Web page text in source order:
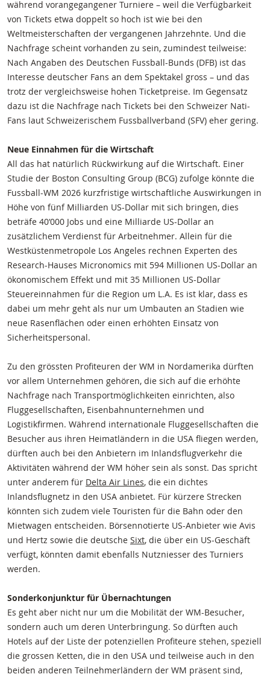
während vorangegangener Turniere – weil die Verfügbarkeit
von Tickets etwa doppelt so hoch ist wie bei den
Weltmeisterschaften der vergangenen Jahrzehnte. Und die
Nachfrage scheint vorhanden zu sein, zumindest teilweise:
Nach Angaben des Deutschen Fussball-Bunds (DFB) ist das
Interesse deutscher Fans an dem Spektakel gross – und das
trotz der vergleichsweise hohen Ticketpreise. Im Gegensatz
dazu ist die Nachfrage nach Tickets bei den Schweizer Nati-
Fans laut Schweizerischem Fussballverband (SFV) eher gering.
Neue Einnahmen für die Wirtschaft
All das hat natürlich Rückwirkung auf die Wirtschaft. Einer
Studie der Boston Consulting Group (BCG) zufolge könnte die
Fussball-WM 2026 kurzfristige wirtschaftliche Auswirkungen in
Höhe von fünf Milliarden US-Dollar mit sich bringen, dies
beträfe 40‘000 Jobs und eine Milliarde US-Dollar an
zusätzlichem Verdienst für Arbeitnehmer. Allein für die
Westküstenmetropole Los Angeles rechnen Experten des
Research-Hauses Micronomics mit 594 Millionen US-Dollar an
ökonomischem Effekt und mit 35 Millionen US-Dollar
Steuereinnahmen für die Region um L.A. Es ist klar, dass es
dabei um mehr geht als nur um Umbauten an Stadien wie
neue Rasenflächen oder einen erhöhten Einsatz von
Sicherheitspersonal.
Zu den grössten Profiteuren der WM in Nordamerika dürften
vor allem Unternehmen gehören, die sich auf die erhöhte
Nachfrage nach Transportmöglichkeiten einrichten, also
Fluggesellschaften, Eisenbahnunternehmen und
Logistikfirmen. Während internationale Fluggesellschaften die
Besucher aus ihren Heimatländern in die USA fliegen werden,
dürften auch bei den Anbietern im Inlandsflugverkehr die
Aktivitäten während der WM höher sein als sonst. Das spricht
unter anderem für Delta Air Lines, die ein dichtes
Inlandsflugnetz in den USA anbietet. Für kürzere Strecken
könnten sich zudem viele Touristen für die Bahn oder den
Mietwagen entscheiden. Börsennotierte US-Anbieter wie Avis
und Hertz sowie die deutsche Sixt, die über ein US-Geschäft
verfügt, könnten damit ebenfalls Nutzniesser des Turniers
werden.
Sonderkonjunktur für Übernachtungen
Es geht aber nicht nur um die Mobilität der WM-Besucher,
sondern auch um deren Unterbringung. So dürften auch
Hotels auf der Liste der potenziellen Profiteure stehen, speziell
die grossen Ketten, die in den USA und teilweise auch in den
beiden anderen Teilnehmerländern der WM präsent sind,